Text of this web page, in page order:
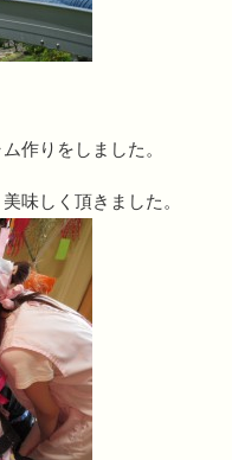
作りをしました。
味しく頂きました。